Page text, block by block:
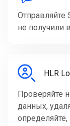
Отправляйте
не получили
HLR
Проверяйте
данных,